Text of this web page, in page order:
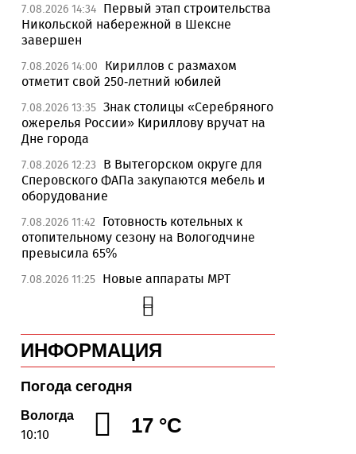
7.08.2026 14:34 Первый этап строительства
Никольской набережной в Шексне
завершен
7.08.2026 14:00
Кириллов с размахом
отметит свой 250-летний юбилей
7.08.2026 13:35 Знак столицы «Серебряного
ожерелья России» Кириллову вручат на
Дне города
7.08.2026 12:23
В Вытегорском округе для
Сперовского ФАПа закупаются мебель и
оборудование
7.08.2026 11:42
Готовность котельных к
отопительному сезону на Вологодчине
превысила 65%
7.08.2026 11:25 Новые аппараты МРТ
установят в двух медучреждениях
Вологодской области
7.08.2026 10:41 В Устюжне отметят 774-
летие города фестивалем кузнечного
мастерства
7.08.2026 10:18
Вологодская область
уверенно шагает в цифровое будущее
7.08.2026 09:49 На Вологодчине подвели
ИНФОРМАЦИЯ
Погода сегодня
Вологда
10:10 17 °C